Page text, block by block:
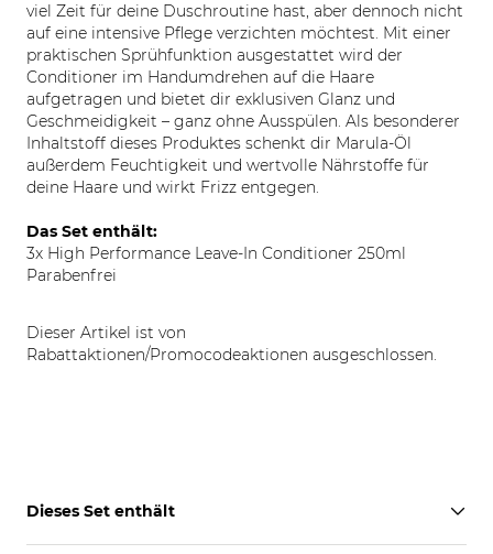
viel Zeit für deine Duschroutine hast, aber dennoch nicht
auf eine intensive Pflege verzichten möchtest. Mit einer
praktischen Sprühfunktion ausgestattet wird der
Conditioner im Handumdrehen auf die Haare
aufgetragen und bietet dir exklusiven Glanz und
Geschmeidigkeit – ganz ohne Ausspülen. Als besonderer
Inhaltstoff dieses Produktes schenkt dir Marula-Öl
außerdem Feuchtigkeit und wertvolle Nährstoffe für
deine Haare und wirkt Frizz entgegen.
Das Set enthält:
3x High Performance Leave-In Conditioner 250ml
Parabenfrei
Dieser Artikel ist von
Rabattaktionen/Promocodeaktionen ausgeschlossen.
Dieses Set enthält